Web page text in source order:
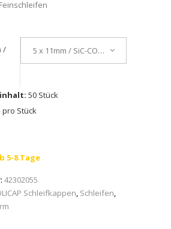
/
5 x 11mm / SiC-COOL 150
50 Stück
pro Stück
5-8 Tage
42302055
Schleifkappen, Schleifen,